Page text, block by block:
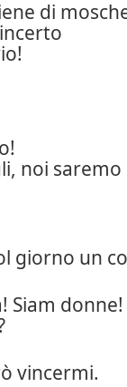
di
noi saremo
giorno un
Siam donne!
vincermi.